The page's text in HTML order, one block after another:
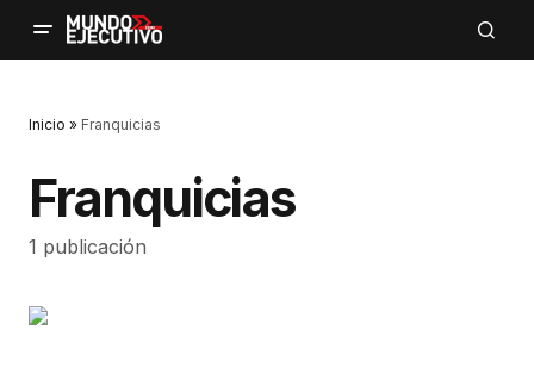
Inicio » Franquicias
Franquicias
1 publicación